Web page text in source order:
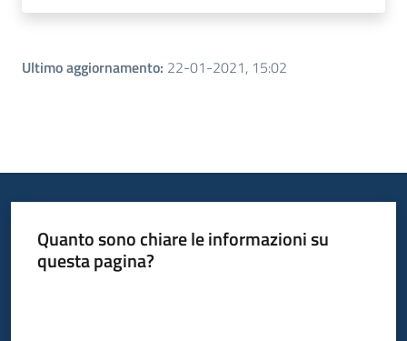
Ultimo aggiornamento: 22-01-2021, 15:02
Quanto sono chiare le informazioni su
questa pagina?